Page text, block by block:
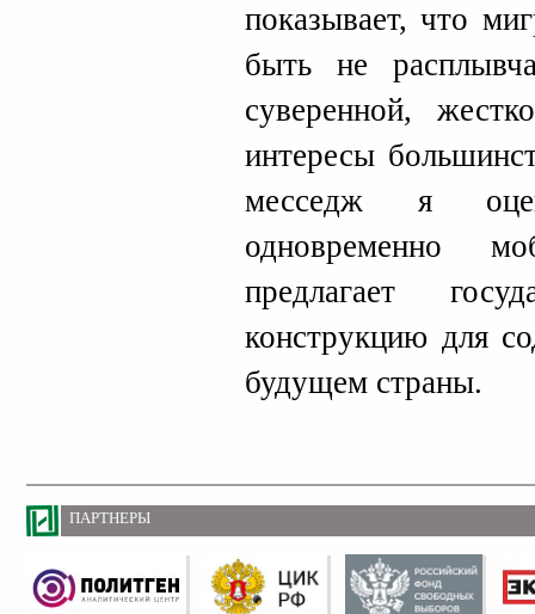
показывает, что
быть не
суверенной,
интересы
месседж я
одновременно
предлагает
конструкцию для
будущем страны.
ПАРТНЕРЫ